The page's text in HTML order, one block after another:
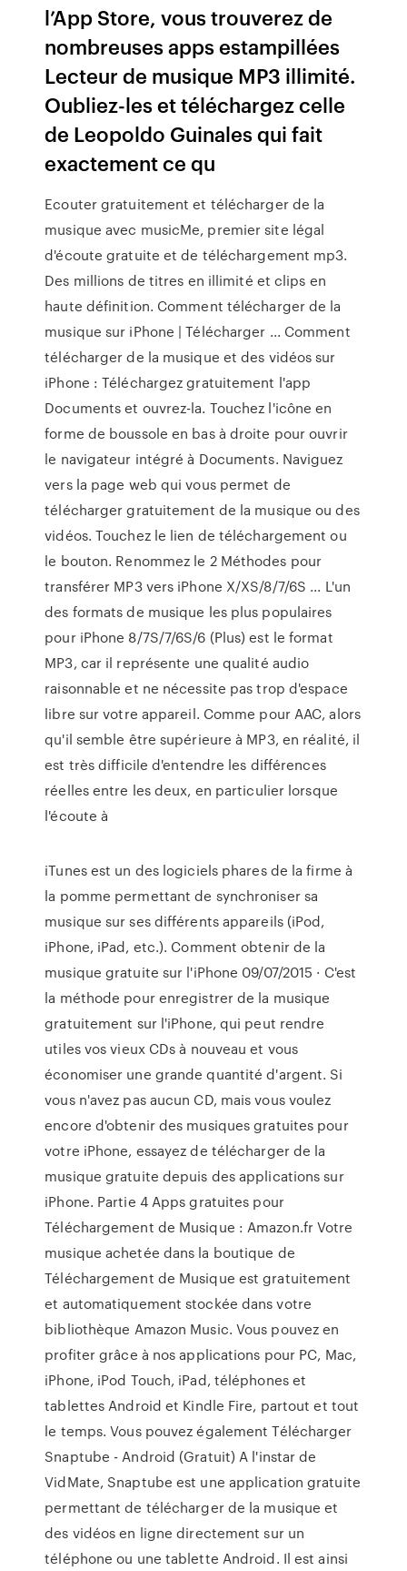
l’App Store, vous trouverez de
nombreuses apps estampillées
Lecteur de musique MP3 illimité.
Oubliez-les et téléchargez celle
de Leopoldo Guinales qui fait
exactement ce qu
Ecouter gratuitement et télécharger de la
musique avec musicMe, premier site légal
d'écoute gratuite et de téléchargement mp3.
Des millions de titres en illimité et clips en
haute définition. Comment télécharger de la
musique sur iPhone | Télécharger ... Comment
télécharger de la musique et des vidéos sur
iPhone : Téléchargez gratuitement l'app
Documents et ouvrez-la. Touchez l'icône en
forme de boussole en bas à droite pour ouvrir
le navigateur intégré à Documents. Naviguez
vers la page web qui vous permet de
télécharger gratuitement de la musique ou des
vidéos. Touchez le lien de téléchargement ou
le bouton. Renommez le 2 Méthodes pour
transférer MP3 vers iPhone X/XS/8/7/6S ... L'un
des formats de musique les plus populaires
pour iPhone 8/7S/7/6S/6 (Plus) est le format
MP3, car il représente une qualité audio
raisonnable et ne nécessite pas trop d'espace
libre sur votre appareil. Comme pour AAC, alors
qu'il semble être supérieure à MP3, en réalité, il
est très difficile d'entendre les différences
réelles entre les deux, en particulier lorsque
l'écoute à
iTunes est un des logiciels phares de la firme à
la pomme permettant de synchroniser sa
musique sur ses différents appareils (iPod,
iPhone, iPad, etc.). Comment obtenir de la
musique gratuite sur l'iPhone 09/07/2015 · C'est
la méthode pour enregistrer de la musique
gratuitement sur l'iPhone, qui peut rendre
utiles vos vieux CDs à nouveau et vous
économiser une grande quantité d'argent. Si
vous n'avez pas aucun CD, mais vous voulez
encore d'obtenir des musiques gratuites pour
votre iPhone, essayez de télécharger de la
musique gratuite depuis des applications sur
iPhone. Partie 4 Apps gratuites pour
Téléchargement de Musique : Amazon.fr Votre
musique achetée dans la boutique de
Téléchargement de Musique est gratuitement
et automatiquement stockée dans votre
bibliothèque Amazon Music. Vous pouvez en
profiter grâce à nos applications pour PC, Mac,
iPhone, iPod Touch, iPad, téléphones et
tablettes Android et Kindle Fire, partout et tout
le temps. Vous pouvez également Télécharger
Snaptube - Android (Gratuit) A l'instar de
VidMate, Snaptube est une application gratuite
permettant de télécharger de la musique et
des vidéos en ligne directement sur un
téléphone ou une tablette Android. Il est ainsi